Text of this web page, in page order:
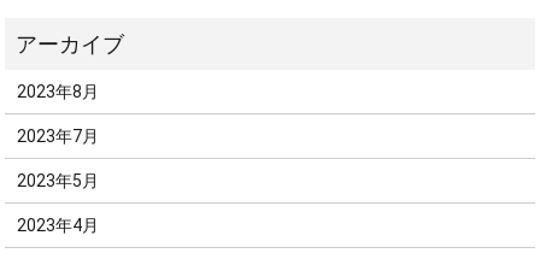
2023年8月
2023年7月
2023年5月
2023年4月